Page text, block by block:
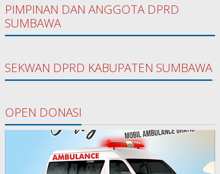
PIMPINAN DAN ANGGOTA DPRD
SUMBAWA
SEKWAN DPRD KABUPATEN SUMBAWA
OPEN DONASI